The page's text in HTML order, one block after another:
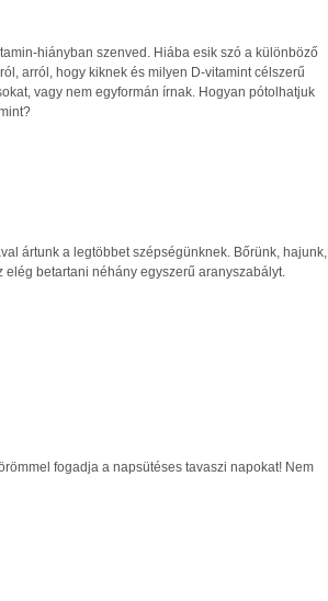
hiányban szenved. Hiába esik szó a különböző
arról, hogy kiknek és milyen D-vitamint célszerű
vagy nem egyformán írnak. Hogyan pótolhatjuk
ártunk a legtöbbet szépségünknek. Bőrünk, hajunk,
betartani néhány egyszerű aranyszabályt.
fogadja a napsütéses tavaszi napokat! Nem